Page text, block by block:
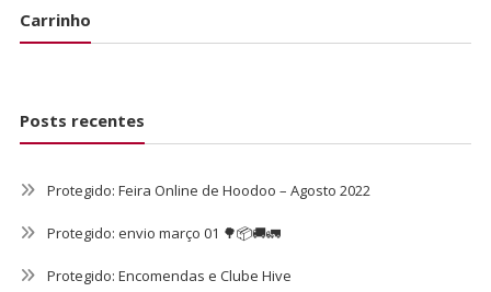
Carrinho
Posts recentes
Protegido: Feira Online de Hoodoo – Agosto 2022
Protegido: envio março 01 🌳📦🚚🚛
Protegido: Encomendas e Clube Hive